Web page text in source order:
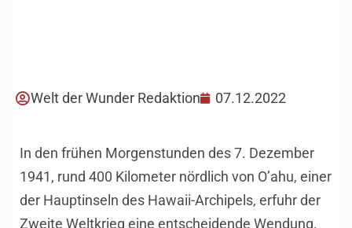
Welt der Wunder Redaktion 07.12.2022
In den frühen Morgenstunden des 7. Dezember
1941, rund 400 Kilometer nördlich von O’ahu, einer
der Hauptinseln des Hawaii-Archipels, erfuhr der
Zweite Weltkrieg eine entscheidende Wendung.